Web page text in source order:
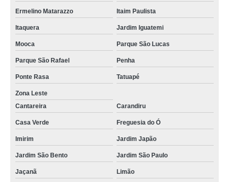
Ermelino Matarazzo Itaim Paulista
Itaquera Jardim Iguatemi
Mooca Parque São Lucas
Parque São Rafael Penha
Ponte Rasa Tatuapé
Zona Leste
Cantareira
Carandiru
Casa Verde Freguesia do Ó
Imirim Jardim Japão
Jardim São Bento Jardim São Paulo
Jaçanã Limão